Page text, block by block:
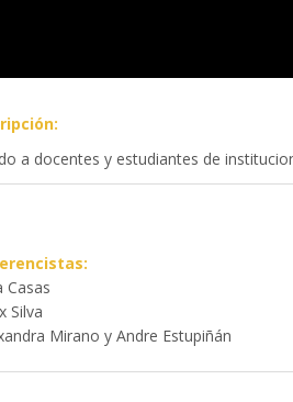
a docentes y estudiantes de
Casas
Silva
Mirano y Andre Estupiñán